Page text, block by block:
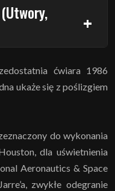
ćwiara 1986
ukaże się z poślizgiem
do wykonania
dla uświetnienia
Aeronautics & Space
zwykłe odegranie